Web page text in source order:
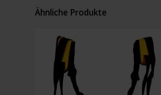
Ähnliche Produkte